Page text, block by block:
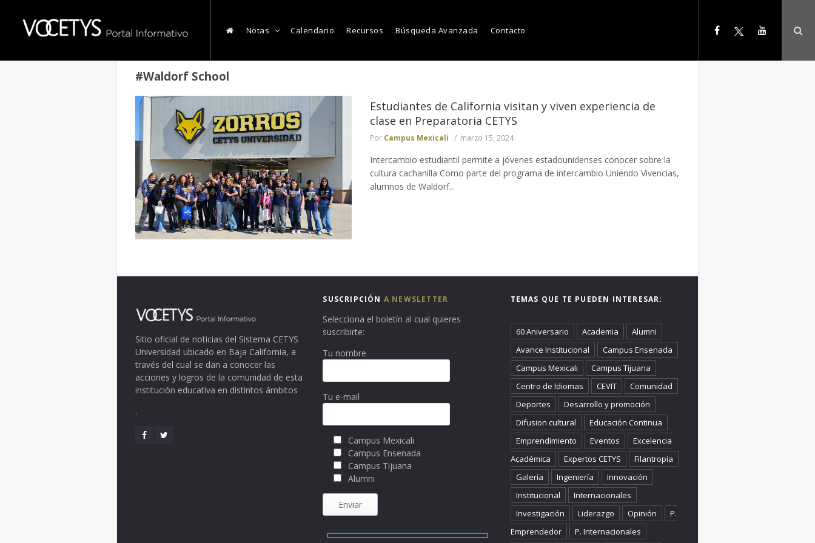
Notas Calendario Recursos Búsqueda Avanzada Contacto
#Waldorf School
Estudiantes de California visitan y viven experiencia de
clase en Preparatoria CETYS
Por Campus Mexicali marzo 15, 2024
Intercambio estudiantil permite a jóvenes estadounidenses conocer sobre la
cultura cachanilla Como parte del programa de intercambio Uniendo Vivencias,
alumnos de Waldorf...
Sitio oficial de noticias del Sistema CETYS
Universidad ubicado en Baja California, a
través del cual se dan a conocer las
acciones y logros de la comunidad de esta
institución educativa en distintos ámbitos
.
SUSCRIPCIÓN A NEWSLETTER
Selecciona el boletín al cual quieres
suscribirte:
Tu nombre
Tu e-mail
Campus Mexicali
Campus Ensenada
Campus Tijuana
Alumni
TEMAS QUE TE PUEDEN INTERESAR:
60 Aniversario Academia
Alumni
Avance Institucional
Campus Ensenada
Campus Mexicali
Campus Tijuana
Centro de Idiomas
CEVIT
Comunidad
Deportes
Desarrollo y promoción
Difusion cultural
Educación Continua
Emprendimiento
Eventos
Excelencia
Académica
Expertos CETYS
Filantropía
Galería
Ingeniería
Innovación
Institucional
Internacionales
Investigación
Liderazgo Opinión
P.
Emprendedor
P. Internacionales